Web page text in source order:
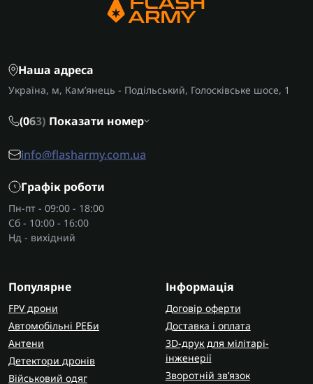
техніки. Вони допомагають зберігати й
перевозити рідину в зручній тарі. Маючи їх під
Для яких рідин використовується
У продажу є моделі для питної води й окремо
безпечного для людини пластику, бувають
різного об'єму - від 12 до 20 літрів. Мають різну
конфігурацію, можуть стояти вертикально чи
горизонтально, а також залежно від моделі
можуть мати кран і ручку.
іншого рідкого пального. Мають антикорозійне
покриття, бензостійку прокладку - звичайно ж,
залежно від особливостей моделі. Бувають
варіанти на 10, 20 та 30 літрів. Часто такі речі
беруть зпускозарядками для авто і виїздів.
Наша адреса
Україна, м, Кам’янець - Подільський, Голосківське шосе, 1
(063) Показати номер
info@flasharmy.com.ua
Графік роботи
Пн-пт - 09:00 - 18:00
Сб - 10:00 - 16:00
Нд - вихідний
Популярне
FPV дрони
Автомобільні РЕБи
Антени
Детектори дронів
Військовий одяг
Інформація
Договір оферти
Доставка і оплата
3D-друк для мілітарі-
інженерії
Зворотній зв’язок